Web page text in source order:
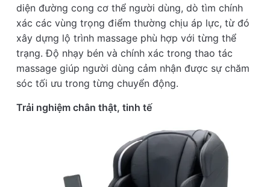
diện đường cong cơ thể người dùng, dò tìm chính
xác các vùng trọng điểm thường chịu áp lực, từ đó
xây dựng lộ trình massage phù hợp với từng thể
trạng. Độ nhạy bén và chính xác trong thao tác
massage giúp người dùng cảm nhận được sự chăm
sóc tối ưu trong từng chuyển động.
Trải nghiệm chân thật, tinh tế